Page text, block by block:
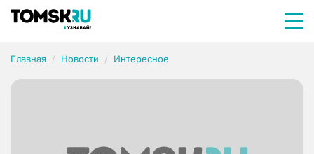
Главная Новости Интересное